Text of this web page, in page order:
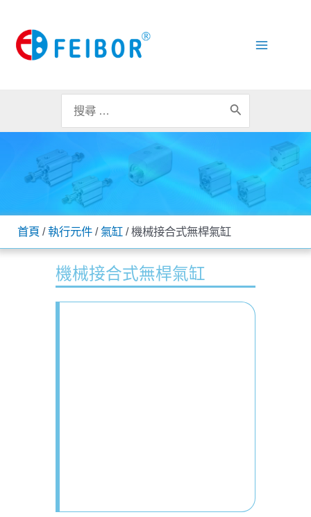
Menu
尋：
首頁 /執行元件 /氣缸 / 機械接合式無桿氣缸
機械接合式無桿氣缸